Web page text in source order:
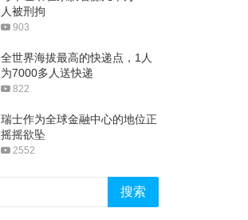
人被刑拘
903
全世界海拔最高的快递点，1人
为7000多人送快递
822
瑞士作为全球金融中心的地位正
摇摇欲坠
2552
搜索